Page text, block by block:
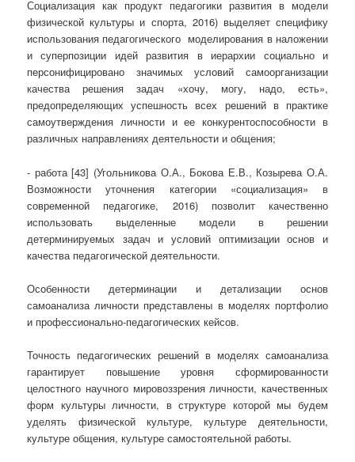
Социализация как продукт педагогики развития в модели
физической культуры и спорта, 2016) выделяет специфику
использования педагогического моделирования в наложении
и суперпозиции идей развития в иерархии социально и
персонифицировано значимых условий самоорганизации
качества решения задач «хочу, могу, надо, есть»,
предопределяющих успешность всех решений в практике
самоутверждения личности и ее конкурентоспособности в
различных направлениях деятельности и общения;
- работа [43] (Угольникова О.А., Бокова Е.В., Козырева О.А.
Возможности уточнения категории «социализация» в
современной педагогике, 2016) позволит качественно
использовать выделенные модели в решении
детерминируемых задач и условий оптимизации основ и
качества педагогической деятельности.
Особенности детерминации и детализации основ
самоанализа личности представлены в моделях портфолио
и профессионально-педагогических кейсов.
Точность педагогических решений в моделях самоанализа
гарантирует повышение уровня сформированности
целостного научного мировоззрения личности, качественных
форм культуры личности, в структуре которой мы будем
уделять физической культуре, культуре деятельности,
культуре общения, культуре самостоятельной работы.